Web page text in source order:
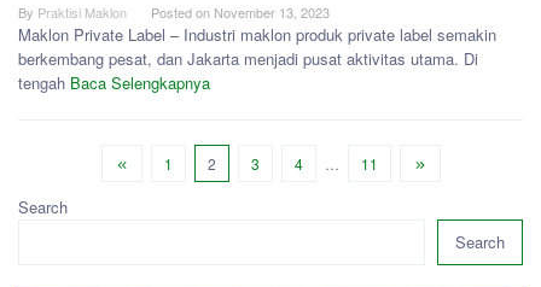
By Praktisi Maklon Posted on November 13, 2023
Maklon Private Label – Industri maklon produk private label semakin
berkembang pesat, dan Jakarta menjadi pusat aktivitas utama. Di
tengah Baca Selengkapnya
1 2 3 4 … 11
Search
Search